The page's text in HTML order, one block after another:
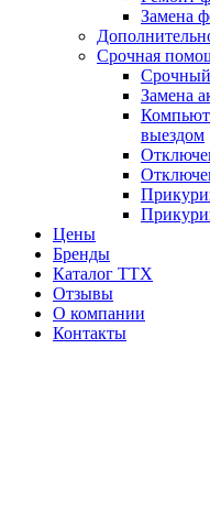
Замена
Срочная
Срочный
Замена
выездом
Цены
Бренды
Каталог ТТХ
Отзывы
О компании
Контакты